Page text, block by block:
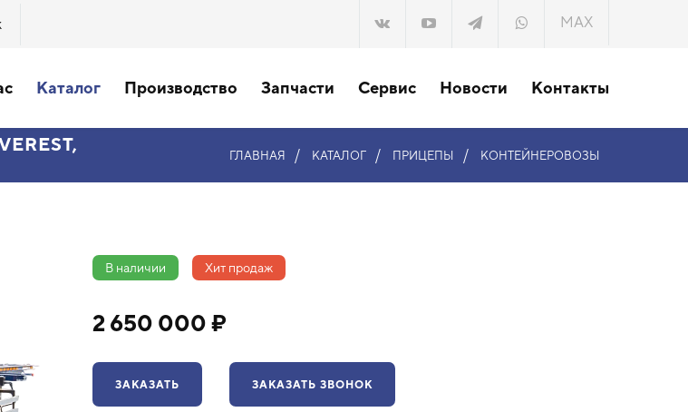
MAX
Каталог Производство Запчасти Сервис Новости Контакты
ГЛАВНАЯ / КАТАЛОГ / ПРИЦЕПЫ / КОНТЕЙНЕРОВОЗЫ
В наличии Хит продаж
2 650 000 ₽
ЗАКАЗАТЬ ЗАКАЗАТЬ ЗВОНОК